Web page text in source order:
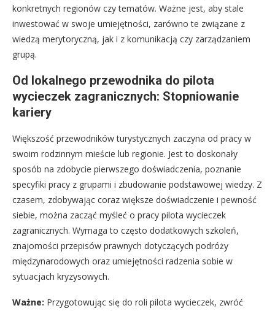
konkretnych regionów czy tematów. Ważne jest, aby stale
inwestować w swoje umiejętności, zarówno te związane z
wiedzą merytoryczną, jak i z komunikacją czy zarządzaniem
grupą.
Od lokalnego przewodnika do pilota
wycieczek zagranicznych: Stopniowanie
kariery
Większość przewodników turystycznych zaczyna od pracy w
swoim rodzinnym mieście lub regionie. Jest to doskonały
sposób na zdobycie pierwszego doświadczenia, poznanie
specyfiki pracy z grupami i zbudowanie podstawowej wiedzy. Z
czasem, zdobywając coraz większe doświadczenie i pewność
siebie, można zacząć myśleć o pracy pilota wycieczek
zagranicznych. Wymaga to często dodatkowych szkoleń,
znajomości przepisów prawnych dotyczących podróży
międzynarodowych oraz umiejętności radzenia sobie w
sytuacjach kryzysowych.
Ważne: Przygotowując się do roli pilota wycieczek, zwróć